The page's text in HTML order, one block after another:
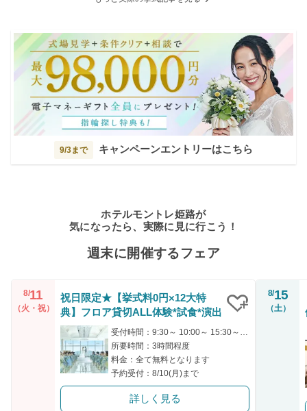
9/3まで キャンペーンエントリーはこちら
ホテルモントレ姫路が
気になったら、実際に見に行こう！
週末に開催するフェア
8/11
（火・祝）
祝日限定★【挙式料0円×12大特
典】フロア貸切ALL体験*試食*演出
所要時間：3時間程度
料金：全て無料となります
予約受付：8/10(月)まで
詳しく見る
8/15
（土）